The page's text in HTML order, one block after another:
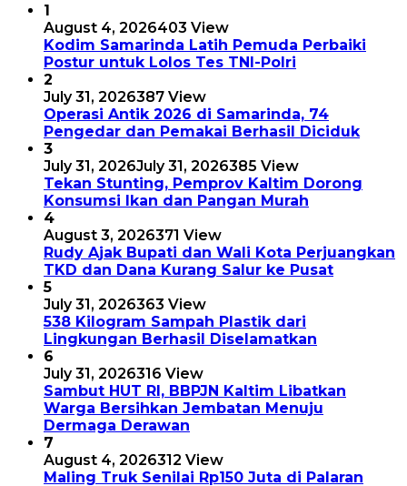
1
August 4, 2026403 View
Kodim Samarinda Latih Pemuda Perbaiki
Postur untuk Lolos Tes TNI-Polri
2
July 31, 2026387 View
Operasi Antik 2026 di Samarinda, 74
Pengedar dan Pemakai Berhasil Diciduk
3
July 31, 2026July 31, 2026385 View
Tekan Stunting, Pemprov Kaltim Dorong
Konsumsi Ikan dan Pangan Murah
4
August 3, 2026371 View
Rudy Ajak Bupati dan Wali Kota Perjuangkan
TKD dan Dana Kurang Salur ke Pusat
5
July 31, 2026363 View
538 Kilogram Sampah Plastik dari
Lingkungan Berhasil Diselamatkan
6
July 31, 2026316 View
Sambut HUT RI, BBPJN Kaltim Libatkan
Warga Bersihkan Jembatan Menuju
Dermaga Derawan
7
August 4, 2026312 View
Maling Truk Senilai Rp150 Juta di Palaran